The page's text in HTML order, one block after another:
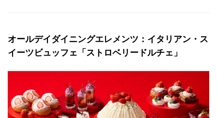
オールデイダイニングエレメンツ：イタリアン・ス
イーツビュッフェ「ストロベリードルチェ」